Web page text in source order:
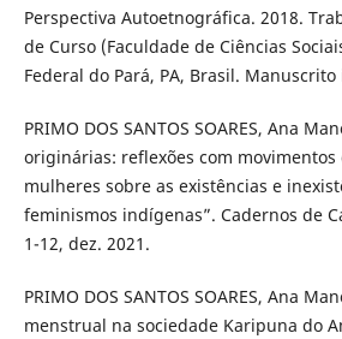
Perspectiva Autoetnográfica. 2018.
de Curso (Faculdade de Ciências
Federal do Pará, PA, Brasil.
PRIMO DOS SANTOS SOARES, Ana
originárias: reflexões com
mulheres sobre as existências e
feminismos indígenas”. Cadernos de
1-12, dez. 2021.
PRIMO DOS SANTOS SOARES, Ana
menstrual na sociedade Karipuna do